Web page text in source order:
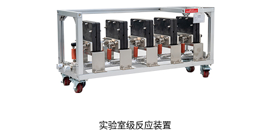
实验室级反应装置